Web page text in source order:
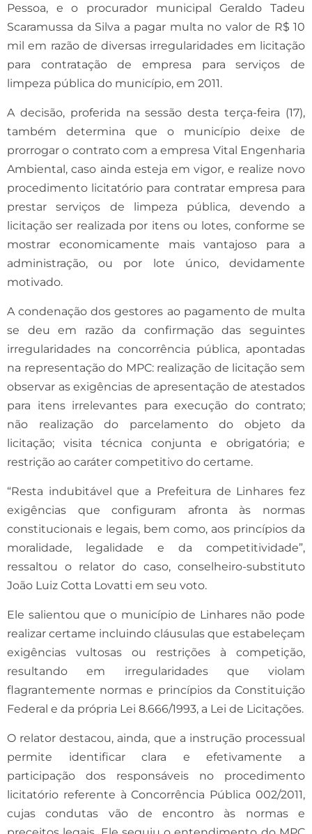
Pessoa, e o procurador municipal Geraldo Tadeu
Scaramussa da Silva a pagar multa no valor de R$ 10
mil em razão de diversas irregularidades em licitação
para contratação de empresa para serviços de
limpeza pública do município, em 2011.
A decisão, proferida na sessão desta terça-feira (17),
também determina que o município deixe de
prorrogar o contrato com a empresa Vital Engenharia
Ambiental, caso ainda esteja em vigor, e realize novo
procedimento licitatório para contratar empresa para
prestar serviços de limpeza pública, devendo a
licitação ser realizada por itens ou lotes, conforme se
mostrar economicamente mais vantajoso para a
administração, ou por lote único, devidamente
motivado.
A condenação dos gestores ao pagamento de multa
se deu em razão da confirmação das seguintes
irregularidades na concorrência pública, apontadas
na representação do MPC: realização de licitação sem
observar as exigências de apresentação de atestados
para itens irrelevantes para execução do contrato;
não realização do parcelamento do objeto da
licitação; visita técnica conjunta e obrigatória; e
restrição ao caráter competitivo do certame.
“Resta indubitável que a Prefeitura de Linhares fez
exigências que configuram afronta às normas
constitucionais e legais, bem como, aos princípios da
moralidade, legalidade e da competitividade”,
ressaltou o relator do caso, conselheiro-substituto
João Luiz Cotta Lovatti em seu voto.
Ele salientou que o município de Linhares não pode
realizar certame incluindo cláusulas que estabeleçam
exigências vultosas ou restrições à competição,
resultando em irregularidades que violam
flagrantemente normas e princípios da Constituição
Federal e da própria Lei 8.666/1993, a Lei de Licitações.
O relator destacou, ainda, que a instrução processual
permite identificar clara e efetivamente a
participação dos responsáveis no procedimento
licitatório referente à Concorrência Pública 002/2011,
cujas condutas vão de encontro às normas e